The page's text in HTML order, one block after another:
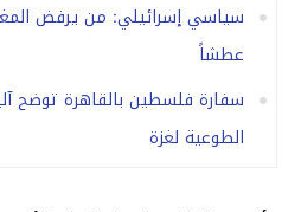
سياسي إسرائيلي: من يرفض
عطشاً
سفارة فلسطين بالقاهرة توضح
الطوعية لغزة